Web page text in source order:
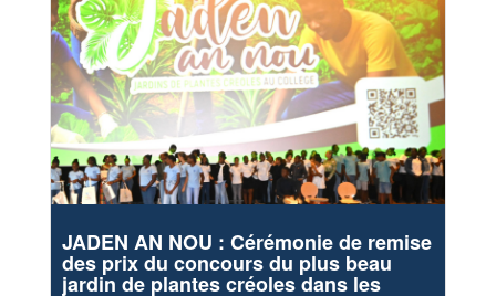
JADEN AN NOU : Cérémonie de remise
des prix du concours du plus beau
jardin de plantes créoles dans les